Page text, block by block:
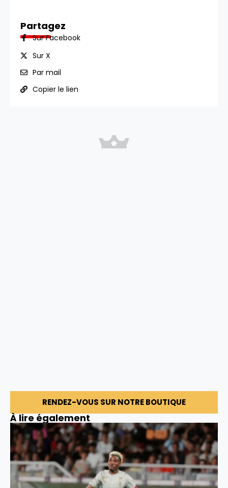
Partagez
Sur Facebook
Sur X
Par mail
Copier le lien
RENDEZ-VOUS SUR NOTRE BOUTIQUE
À lire également